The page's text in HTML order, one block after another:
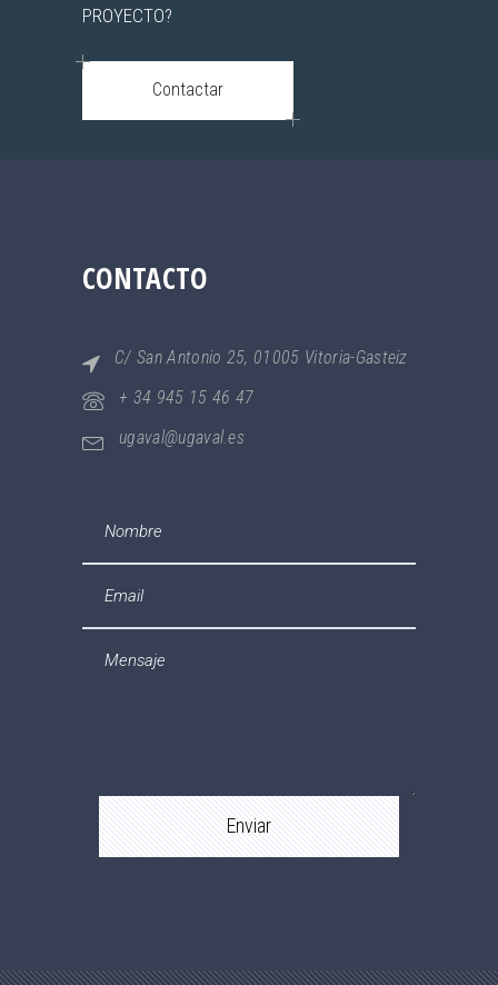
PROYECTO?
Contactar
CONTACTO
C/ San Antonio 25, 01005 Vitoria-Gasteiz
+ 34 945 15 46 47
ugaval@ugaval.es